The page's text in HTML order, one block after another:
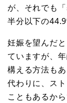
が、それでも
半分以下の
妊娠を望んだ
ていますが、
構える方法も
代わりに、ス
こともあるから